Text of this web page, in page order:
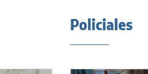
Policiales